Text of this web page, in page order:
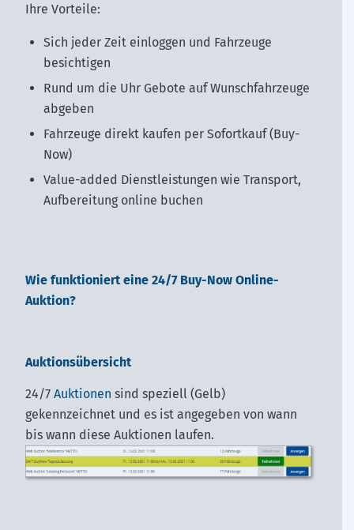
Ihre Vorteile:
Sich jeder Zeit einloggen und Fahrzeuge
besichtigen
Rund um die Uhr Gebote auf Wunschfahrzeuge
abgeben
Fahrzeuge direkt kaufen per Sofortkauf (Buy-
Now)
Value-added Dienstleistungen wie Transport,
Aufbereitung online buchen
Wie funktioniert eine 24/7 Buy-Now Online-
Auktion?
Auktionsübersicht
24/7Auktionen sind speziell (Gelb)
gekennzeichnet und es ist angegeben von wann
bis wann diese Auktionen laufen.